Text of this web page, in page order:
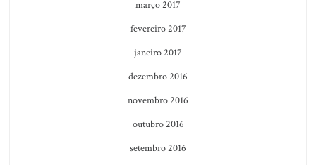
março 2017
fevereiro 2017
janeiro 2017
dezembro 2016
novembro 2016
outubro 2016
setembro 2016